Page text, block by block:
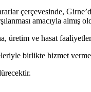
çerçevesinde,
amacıyla almış
üretim ve hasat
birlikte hizmet